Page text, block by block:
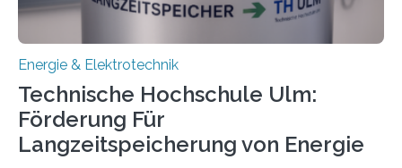
Energie & Elektrotechnik
Technische Hochschule Ulm:
Förderung Für
Langzeitspeicherung von Energie